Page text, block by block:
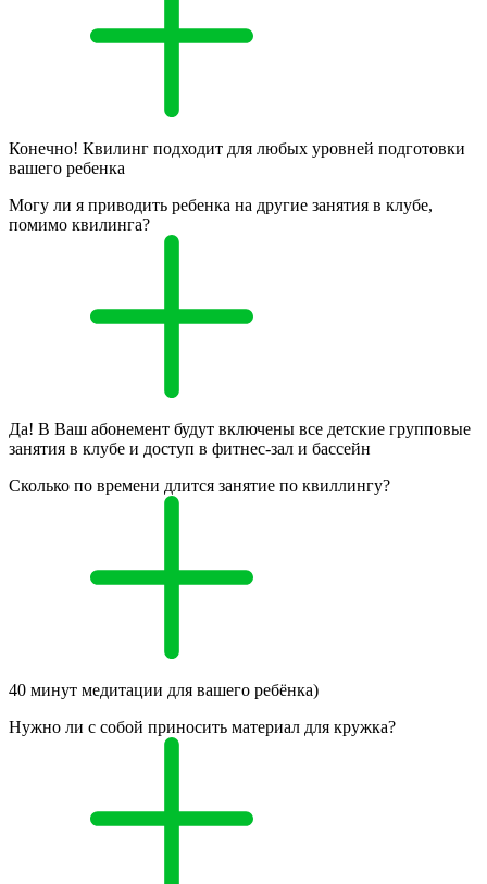
Конечно! Квилинг подходит для любых уровней подготовки
вашего ребенка
Могу ли я приводить ребенка на другие занятия в клубе,
помимо квилинга?
Да! В Ваш абонемент будут включены все детские групповые
занятия в клубе и доступ в фитнес-зал и бассейн
Сколько по времени длится занятие по квиллингу?
40 минут медитации для вашего ребёнка)
Нужно ли с собой приносить материал для кружка?